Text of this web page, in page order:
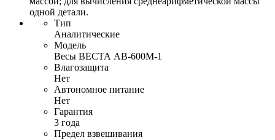
одной детали.
Тип
Аналитические
Модель
Весы ВЕСТА АВ-600М-1
Влагозащита
Нет
Автономное питание
Нет
Гарантия
3 года
Предел взвешивания